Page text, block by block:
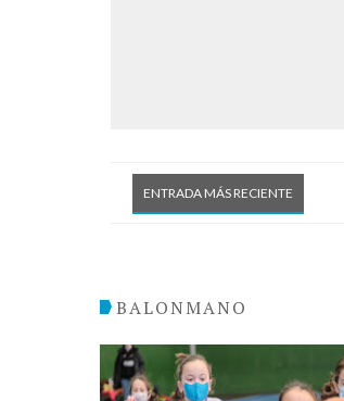
ENTRADA MÁS RECIENTE
BALONMANO